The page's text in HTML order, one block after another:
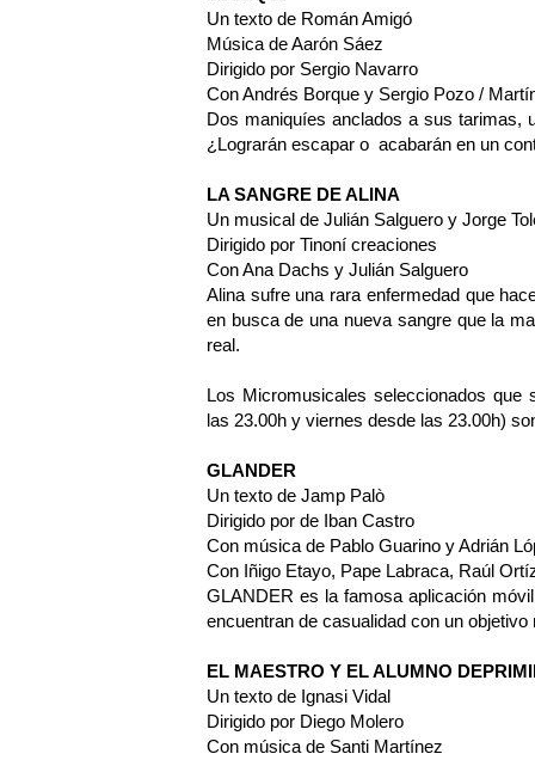
Un texto de Román Amigó
Música de Aarón Sáez
Dirigido por Sergio Navarro
Con Andrés Borque y Sergio Pozo /
Dos maniquíes anclados a sus tarimas,
¿Lograrán escapar o acabarán en un
LA SANGRE DE ALINA
Un musical de Julián Salguero y Jorge
Dirigido por Tinoní creaciones
Con Ana Dachs y Julián Salguero
Alina sufre una rara enfermedad que
en busca de una nueva sangre que la
real.
Los Micromusicales seleccionados que
las 23.00h y viernes desde las 23.00h)
GLANDER
Un texto de Jamp Palò
Dirigido por de Iban Castro
Con música de Pablo Guarino y Adrián
Con Iñigo Etayo, Pape Labraca, Raúl
GLANDER es la famosa aplicación
encuentran de casualidad con un
EL MAESTRO Y EL ALUMNO
Un texto de Ignasi Vidal
Dirigido por Diego Molero
Con música de Santi Martínez